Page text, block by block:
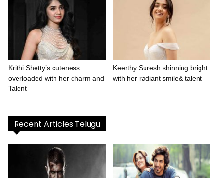
Krithi Shetty’s cuteness
overloaded with her charm and
Talent
Keerthy Suresh shinning bright
with her radiant smile& talent
Recent Articles Telugu